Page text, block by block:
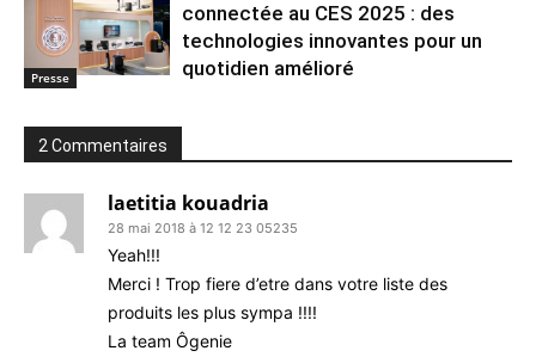
Presse
connectée au CES 2025 : des
technologies innovantes pour un
quotidien amélioré
2 Commentaires
laetitia kouadria
28 mai 2018 à 12 12 23 05235
Yeah!!!
Merci ! Trop fiere d’etre dans votre liste des
produits les plus sympa !!!!
La team Ôgenie